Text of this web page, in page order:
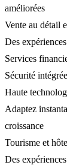
améliorées
Vente au détail
Des
Services
Sécurité
Haute
Adaptez
croissance
Tourisme et
Des